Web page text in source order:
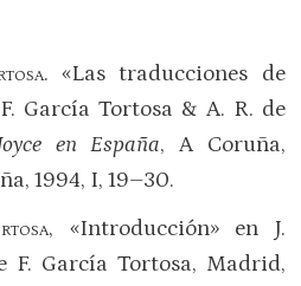
. «Las traducciones de
García Tortosa & A. R. de
en España, A Coruña,
1994, I, 19–30.
, «Introducción» en J.
F. García Tortosa, Madrid,